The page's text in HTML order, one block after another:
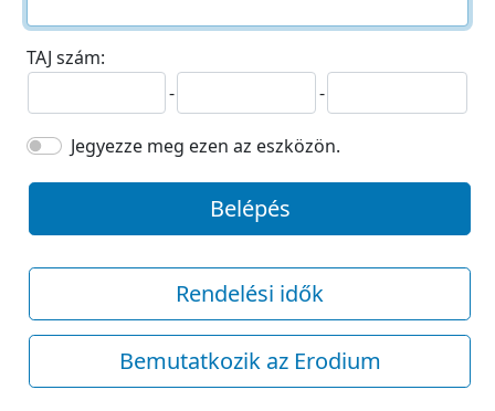
TAJ szám:
-
-
Jegyezze meg ezen az eszközön.
Belépés
Rendelési idők
Bemutatkozik az Erodium